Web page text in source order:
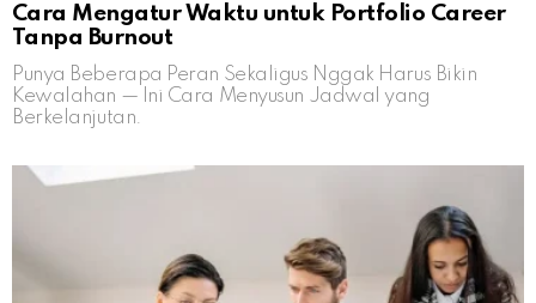
Cara Mengatur Waktu untuk Portfolio Career
Tanpa Burnout
Punya Beberapa Peran Sekaligus Nggak Harus Bikin
Kewalahan — Ini Cara Menyusun Jadwal yang
Berkelanjutan.